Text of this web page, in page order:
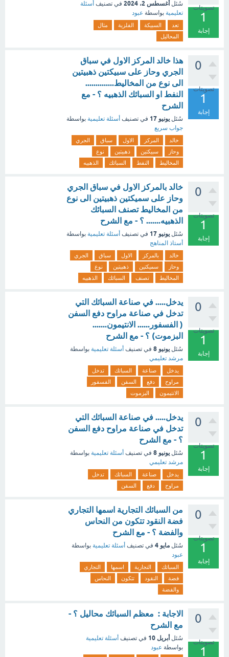
تصويتات
1
إجابة
سُئل أغسطس 2، 2024 في تصنيف أسئلة
تعليمية بواسطة عبود
تعد السبيكة الفلزية
مثال
المحاليل
0
تصويتات
1
إجابة
هذا خالد المركز الاول في سباق
الجري وحاز على سبيكتين ذهبيتين
الى نوع من المخاليط..............
النفط او السبائك الذهبيه ؟ - مع
الشرح
سُئل يونيو 17 في تصنيف أسئلة تعليمية بواسطة
جواب سريع
خالد المركز الاول سباق
الجري
وحاز
سبيكتين ذهبيتين
نوع
المخاليط
النفط السبائك الذهبيه
0
تصويتات
1
إجابة
خالد بالمركز الاول في سباق الجري
وحاز على سميكتين ذهبيتين الى نوع
من المخاليط تصنف السبائك
الذهبيه....... ؟ - مع الشرح
سُئل يونيو 17 في تصنيف أسئلة تعليمية بواسطة
أستاذ المناهج
خالد بالمركز الاول سباق
الجري
وحاز
سميكتين ذهبيتين
نوع
المخاليط
تصنف السبائك الذهبيه
0
تصويتات
1
إجابة
يدخل..... في صناعة السبائك التي
تدخل في صناعة مراوح دفع السفن
( الفسفور...... الانتيمون.......
البزموت) ؟ - مع الشرح
سُئل يونيو 8 في تصنيف أسئلة تعليمية بواسطة
مرشد تعليمي
يدخل صناعة السبائك
تدخل
مراوح
دفع السفن
الفسفور
الانتيمون
البزموت
0
تصويتات
1
إجابة
يدخل..... في صناعة السبائك التي
تدخل في صناعة مراوح دفع السفن
؟ - مع الشرح
سُئل يونيو 8 في تصنيف أسئلة تعليمية بواسطة
مرشد تعليمي
يدخل صناعة السبائك
تدخل
مراوح
دفع السفن
0
تصويتات
1
إجابة
من السبائك التجارية اسمها التجاري
فضة النقود تتكون من النحاس
والفضة ؟ - مع الشرح
سُئل مايو 4 في تصنيف أسئلة تعليمية بواسطة
عبود
السبائك التجارية اسمها
التجاري
فضة
النقود تتكون
النحاس
والفضة
0
تصويتات
1
الاجابة : معظم السبائك محاليل ؟ -
مع الشرح
سُئل أبريل 10 في تصنيف أسئلة تعليمية
بواسطة عبود